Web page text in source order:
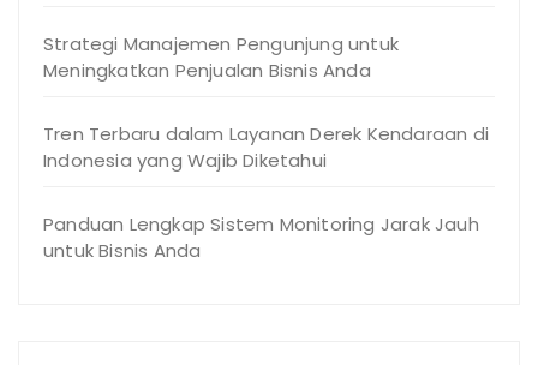
Strategi Manajemen Pengunjung untuk
Meningkatkan Penjualan Bisnis Anda
Tren Terbaru dalam Layanan Derek Kendaraan di
Indonesia yang Wajib Diketahui
Panduan Lengkap Sistem Monitoring Jarak Jauh
untuk Bisnis Anda